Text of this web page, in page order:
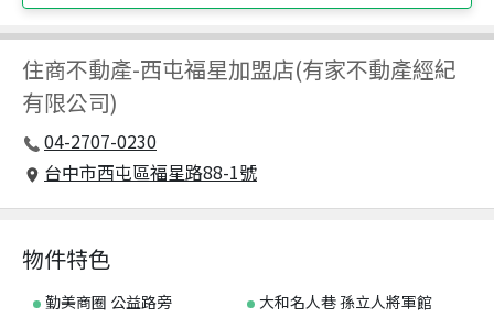
住商不動產-西屯福星加盟店(有家不動產經紀
有限公司)
04-2707-0230
台中市西屯區福星路88-1號
物件特色
勤美商圈 公益路旁
大和名人巷 孫立人將軍館